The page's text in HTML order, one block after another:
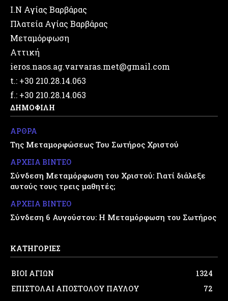
Ι.Ν Αγίας Βαρβάρας
Πλατεία Αγίας Βαρβάρας
Μεταμόρφωση
Αττική
ieros.naos.ag.varvaras.met@gmail.com
t.: +30 210.28.14.063
f.: +30 210.28.14.063
ΔΗΜΟΦΙΛΗ
ΑΡΘΡΑ
Της Μεταμορφώσεως Του Σωτήρος Χριστού
ΑΡΧΕΙΑ ΒΙΝΤΕΟ
Σύνδεση Μεταμόρφωση του Χριστού: Γιατί διάλεξε
αυτούς τους τρεις μαθητές;
ΑΡΧΕΙΑ ΒΙΝΤΕΟ
Σύνδεση 6 Αυγούστου: Η Μεταμόρφωση του Σωτήρος
ΚΑΤΗΓΟΡΙΕΣ
ΒΙΟΙ ΑΓΙΩΝ
1324
ΕΠΙΣΤΟΛΑΙ ΑΠΟΣΤΟΛΟΥ ΠΑΥΛΟΥ
72